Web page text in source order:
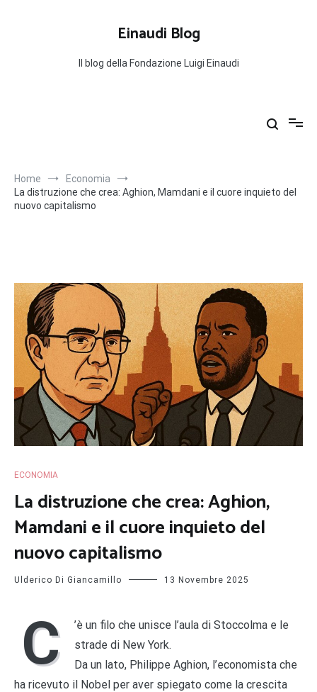
Einaudi Blog
Il blog della Fondazione Luigi Einaudi
Home
Economia
La distruzione che crea: Aghion, Mamdani e il cuore inquieto del
nuovo capitalismo
ECONOMIA
La distruzione che crea: Aghion,
Mamdani e il cuore inquieto del
nuovo capitalismo
Ulderico Di Giancamillo 13 Novembre 2025
C
’è un filo che unisce l’aula di Stoccolma e le
strade di New York.
Da un lato, Philippe Aghion, l’economista che
ha ricevuto il Nobel per aver spiegato come la crescita